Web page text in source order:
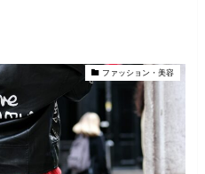
ファッション・美容